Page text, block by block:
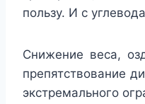
пользу. И с
Снижение веса,
препятствование
экстремального